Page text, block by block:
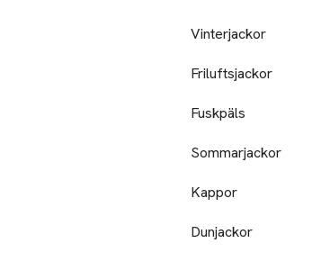
Vinterjackor
Friluftsjackor
Fuskpäls
Sommarjackor
Kappor
Dunjackor